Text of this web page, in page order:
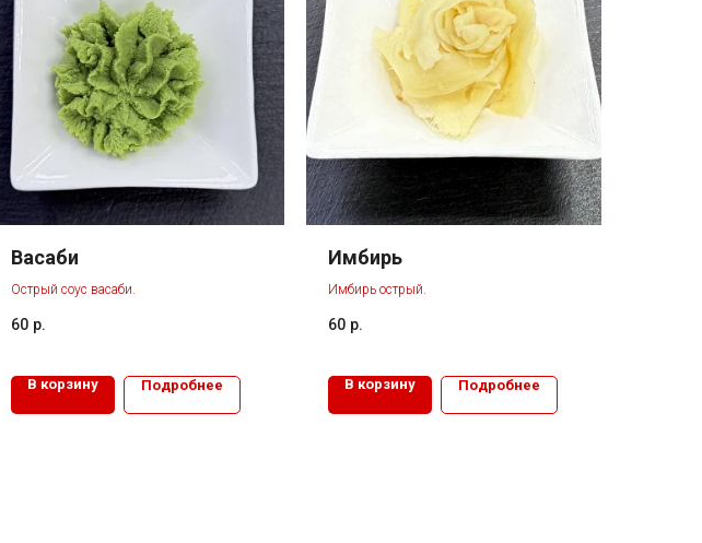
Васаби
Острый соус васаби.
60 р.
В корзину Подробнее
Имбирь
Имбирь острый.
60 р.
В корзину Подробнее